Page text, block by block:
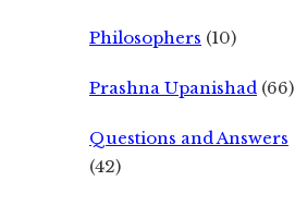
Philosophers (10)
Prashna Upanishad (66)
Questions and Answers
(42)